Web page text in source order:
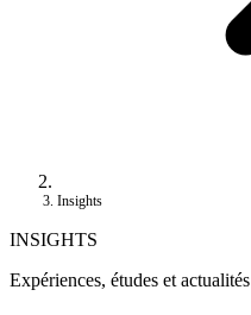
Insights
INSIGHTS
Expériences, études et actualités